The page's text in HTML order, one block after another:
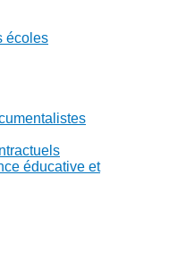
écoles
éducative et